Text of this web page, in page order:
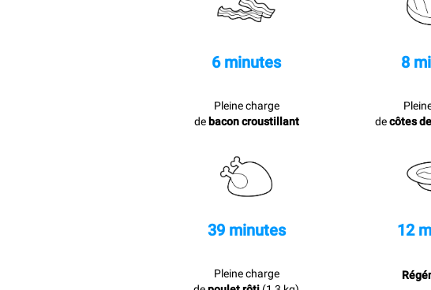
6 minutes
Pleine charge
de bacon croustillant
8
decôtes
39 minutes
Pleine charge
12